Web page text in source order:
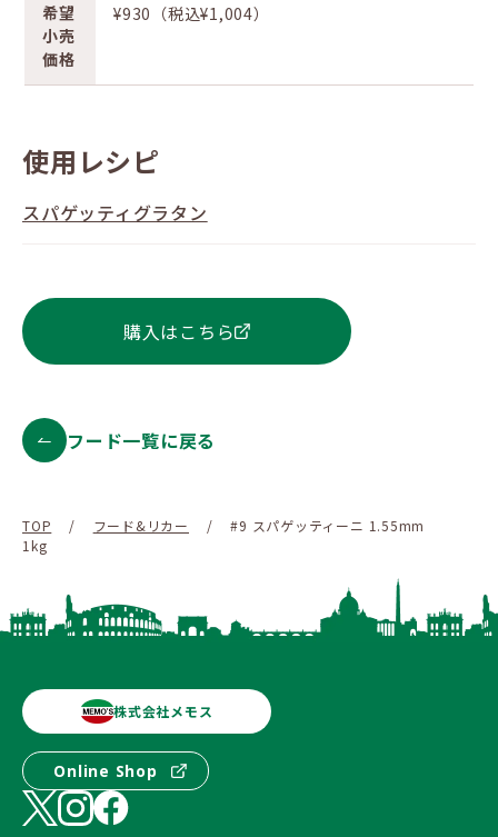
希望
小売
価格
¥930（税込¥1,004）
使用レシピ
スパゲッティグラタン
購入はこちら
フード一覧に戻る
TOP / フード&リカー /
#9 スパゲッティーニ 1.55mm
1kg
株式会社メモス
Online Shop